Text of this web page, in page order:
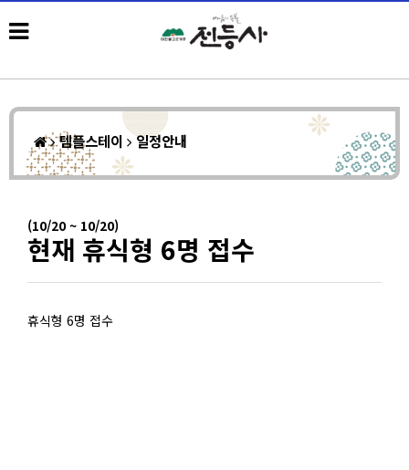
템플스테이 일정안내
(10/20 ~ 10/20)
현재 휴식형 6명 접수
휴식형 6명 접수